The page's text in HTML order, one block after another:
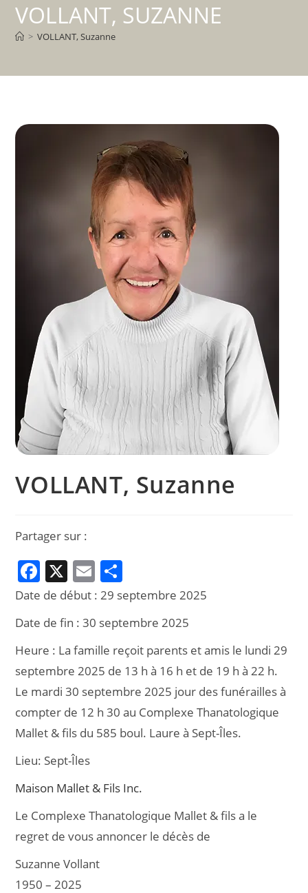
VOLLANT, SUZANNE
> VOLLANT, Suzanne
VOLLANT, Suzanne
Partager sur :
F
a
c
e
b
o
o
k
X E
m
ai
l
ar
ta
g
er
Date de début :29 septembre 2025
Date de fin :30 septembre 2025
Heure : La famille reçoit parents et amis le lundi 29
septembre 2025 de 13 h à 16 h et de 19 h à 22 h.
Le mardi 30 septembre 2025 jour des funérailles à
compter de 12 h 30 au Complexe Thanatologique
Mallet & fils du 585 boul. Laure à Sept-Îles.
Lieu: Sept-Îles
Maison Mallet & Fils Inc.
Le Complexe Thanatologique Mallet & fils a le
regret de vous annoncer le décès de
Suzanne Vollant
1950 – 2025